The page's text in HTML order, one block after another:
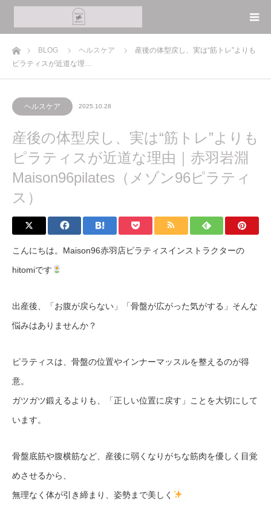
ホームBLOG ヘルスケア
産後の体型戻し、実は“筋トレ”よりも
ピラティスが近道な理…
ヘルスケア 2025.10.28
産後の体型戻し、実は“筋トレ”よりも
ピラティスが近道な理由｜赤羽岩淵
Maison96pilates（メゾン96ピラティ
ス）
こんにちは。Maison96赤羽店ピラティスインストラクターの
hitomiです
出産後、「お腹が戻らない」「骨盤が広がった気がする」そんな
悩みはありませんか？
ピラティスは、骨盤の位置やインナーマッスルを整えるのが得
意。
ガツガツ鍛えるよりも、「正しい位置に戻す」ことを大切にして
います。
骨盤底筋や腹横筋など、産後に弱くなりがちな筋肉を優しく目覚
めさせるから、
無理なく体が引き締まり、姿勢まで美しく